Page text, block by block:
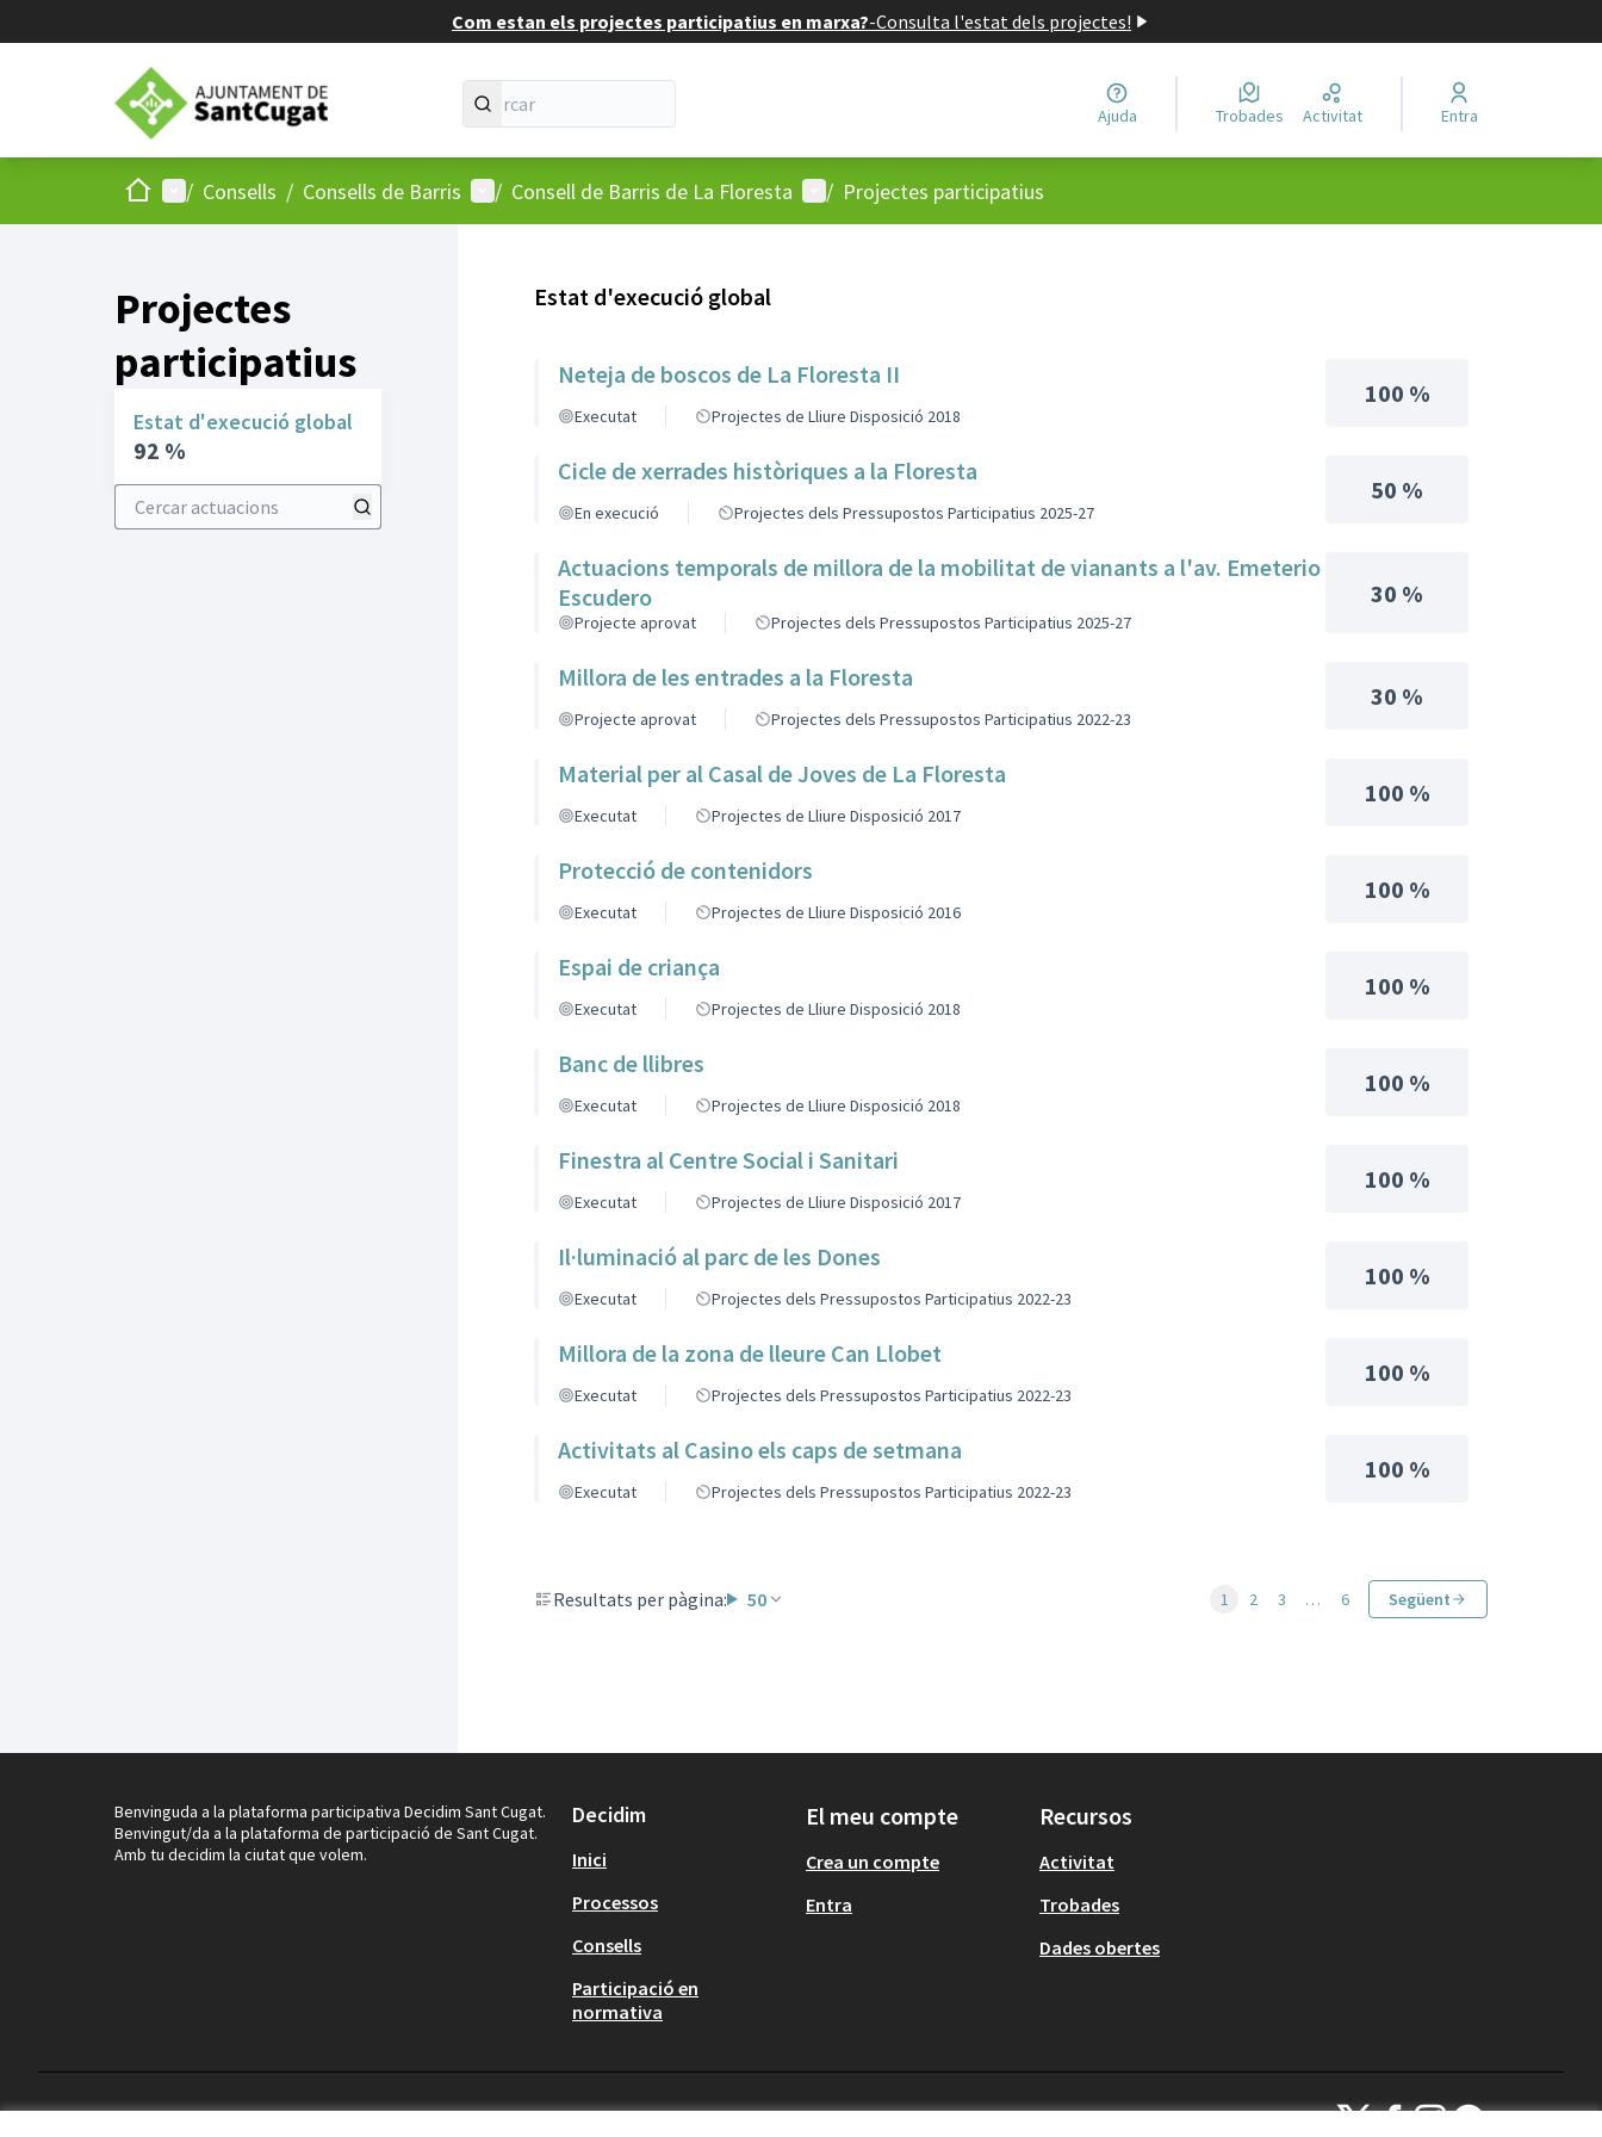
Com estan els projectes participatius en marxa?-Consulta l'estat dels projectes!
Ajuda Trobades Activitat Entra
Inici Menú principal
/ Consells / Consells de Barris Menú d'usuari
/ Consell de Barris de La Floresta Menú d'usuari
/ Projectes participatius
Projectes
participatius
Estat d'execució global
92 %
Cercar actuacions
Estat d'execució global
Neteja de boscos de La Floresta II
Executat Projectes de Lliure Disposició 2018
100 %
Cicle de xerrades històriques a la Floresta
En execució Projectes dels Pressupostos Participatius 2025-27
50 %
Actuacions temporals de millora de la mobilitat de vianants a l'av. Emeterio
Escudero
Projecte aprovat Projectes dels Pressupostos Participatius 2025-27
30 %
Millora de les entrades a la Floresta
Projecte aprovat Projectes dels Pressupostos Participatius 2022-23
30 %
Material per al Casal de Joves de La Floresta
Executat Projectes de Lliure Disposició 2017
100 %
Protecció de contenidors
Executat Projectes de Lliure Disposició 2016
100 %
Espai de criança
Executat Projectes de Lliure Disposició 2018
100 %
Banc de llibres
Executat Projectes de Lliure Disposició 2018
100 %
Finestra al Centre Social i Sanitari
Executat Projectes de Lliure Disposició 2017
100 %
Il·luminació al parc de les Dones
Executat Projectes dels Pressupostos Participatius 2022-23
100 %
Millora de la zona de lleure Can Llobet
Executat Projectes dels Pressupostos Participatius 2022-23
100 %
Activitats al Casino els caps de setmana
Executat Projectes dels Pressupostos Participatius 2022-23
100 %
Resultats per pàgina: 50 1 2 3 … 6 Següent
Benvinguda a la plataforma participativa Decidim Sant Cugat.
Benvingut/da a la plataforma de participació de Sant Cugat.
Amb tu decidim la ciutat que volem.
Decidim
Inici
Processos
Consells
Participació en
normativa
El meu compte
Crea un compte
Entra
Recursos
Activitat
Trobades
Dades obertes
Decidim Sant Cugat a X
Decidim Sant Cugat a Facebook
Decidim Sant Cugat a
Decidim Sant Cugat